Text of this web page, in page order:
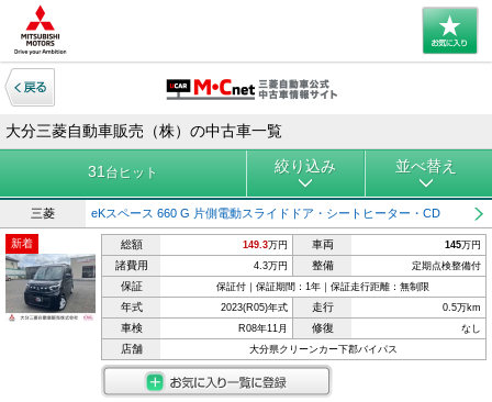
大分三菱自動車販売（株）の中古車一覧
31 台ヒット 絞り込み 並べ替え
三菱 eKスペース 660 G 片側電動スライドドア・シートヒーター・CD
新着 総額 149.3万円 車両 145万円
諸費用 4.3万円 整備 定期点検整備付
保証 保証付｜保証期間：1年｜保証走行距離：無制限
年式 2023(R05)年式 走行 0.5万km
車検 R08年11月 修復 なし
店舗 大分県クリーンカー下郡バイパス